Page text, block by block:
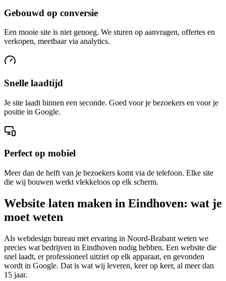
Gebouwd op conversie
Een mooie site is niet genoeg. We sturen op aanvragen, offertes en
verkopen, meetbaar via analytics.
Snelle laadtijd
Je site laadt binnen een seconde. Goed voor je bezoekers en voor je
positie in Google.
Perfect op mobiel
Meer dan de helft van je bezoekers komt via de telefoon. Elke site
die wij bouwen werkt vlekkeloos op elk scherm.
Website laten maken in Eindhoven: wat je
moet weten
Als webdesign bureau met ervaring in Noord-Brabant weten we
precies wat bedrijven in Eindhoven nodig hebben. Een website die
snel laadt, er professioneel uitziet op elk apparaat, en gevonden
wordt in Google. Dat is wat wij leveren, keer op keer, al meer dan
15 jaar.